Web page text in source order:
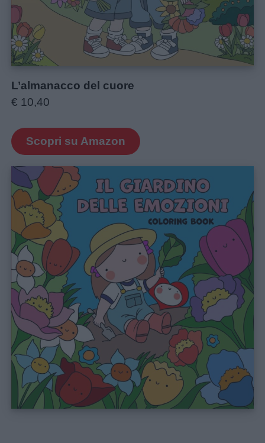
L’almanacco del cuore
€ 10,40
Scopri su Amazon